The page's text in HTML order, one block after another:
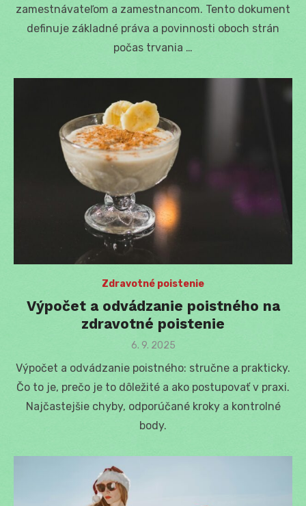
zamestnávateľom a zamestnancom. Tento dokument
definuje základné práva a povinnosti oboch strán
počas trvania …
Zdravotné poistenie
Výpočet a odvádzanie poistného na
zdravotné poistenie
Posted
6. 9. 2025
Výpočet a odvádzanie poistného: stručne a prakticky.
Čo to je, prečo je to dôležité a ako postupovať v praxi.
Najčastejšie chyby, odporúčané kroky a kontrolné
body.